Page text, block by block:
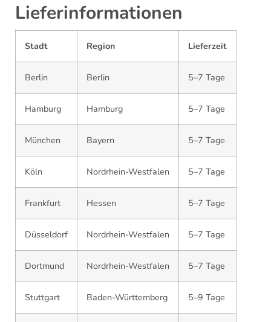
Lieferinformationen
Stadt Region Lieferzeit
Berlin Berlin 5–7 Tage
Hamburg Hamburg 5–7 Tage
München Bayern 5–7 Tage
Köln Nordrhein-Westfalen 5–7 Tage
Frankfurt Hessen 5–7 Tage
Düsseldorf Nordrhein-Westfalen 5–7 Tage
Dortmund Nordrhein-Westfalen 5–7 Tage
Stuttgart Baden-Württemberg 5–9 Tage